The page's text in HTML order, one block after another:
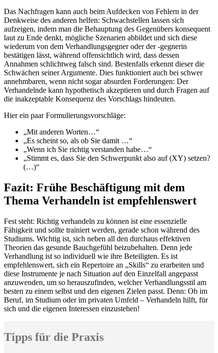
Das Nachfragen kann auch beim Aufdecken von Fehlern in der
Denkweise des anderen helfen: Schwachstellen lassen sich
aufzeigen, indem man die Behauptung des Gegenübers konsequent
laut zu Ende denkt, mögliche Szenarien abbildet und sich diese
wiederum von dem Verhandlungsgegner oder der -gegnerin
bestätigen lässt, während offensichtlich wird, dass dessen
Annahmen schlichtweg falsch sind. Bestenfalls erkennt dieser die
Schwächen seiner Argumente. Dies funktioniert auch bei schwer
annehmbaren, wenn nicht sogar absurden Forderungen: Der
Verhandelnde kann hypothetisch akzeptieren und durch Fragen auf
die inakzeptable Konsequenz des Vorschlags hindeuten.
Hier ein paar Formulierungsvorschläge:
„Mit anderen Worten…“
„Es scheint so, als ob Sie damit …“
„Wenn ich Sie richtig verstanden habe…“
„Stimmt es, dass Sie den Schwerpunkt also auf (XY) setzen?
(…)“
Fazit: Frühe Beschäftigung mit dem
Thema Verhandeln ist empfehlenswert
Fest steht: Richtig verhandeln zu können ist eine essenzielle
Fähigkeit und sollte trainiert werden, gerade schon während des
Studiums. Wichtig ist, sich neben all den durchaus effektiven
Theorien das gesunde Bauchgefühl beizubehalten. Denn jede
Verhandlung ist so individuell wie ihre Beteiligten. Es ist
empfehlenswert, sich ein Repertoire an „Skills“ zu erarbeiten und
diese Instrumente je nach Situation auf den Einzelfall angepasst
anzuwenden, um so herauszufinden, welcher Verhandlungsstil am
besten zu einem selbst und den eigenen Zielen passt. Denn: Ob im
Beruf, im Studium oder im privaten Umfeld – Verhandeln hilft, für
sich und die eigenen Interessen einzustehen!
Tipps für die Praxis